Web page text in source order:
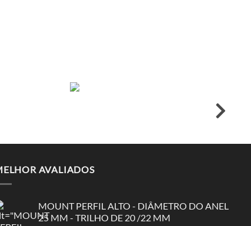
AVALIADOS
MOUNT PERFIL ALTO - DIÂMETRO DO ANEL
25 MM - TRILHO DE 20 /22 MM